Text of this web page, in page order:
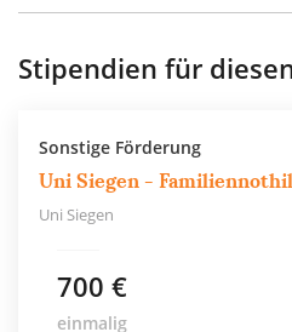
Stipendien für
Sonstige Förderung
Uni Siegen -
Uni Siegen
700 €
einmalig